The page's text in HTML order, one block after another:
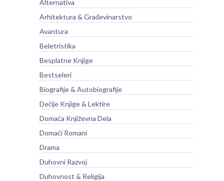
Alternativa
Arhitektura & Građevinarstvo
Avantura
Beletristika
Besplatne Knjige
Bestseleri
Biografije & Autobiografije
Dečije Knjige & Lektire
Domaća Književna Dela
Domaći Romani
Drama
Duhovni Razvoj
Duhovnost & Religija